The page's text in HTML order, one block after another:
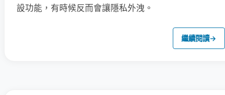
設功能，有時候反而會讓隱私外洩。
繼續閱讀→